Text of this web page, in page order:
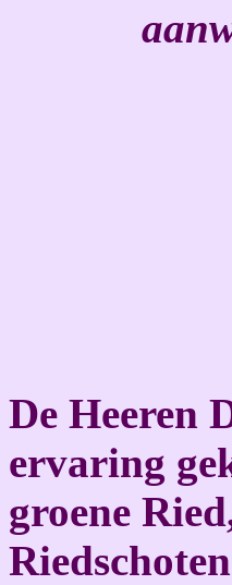
De Heeren
ervaring
groene